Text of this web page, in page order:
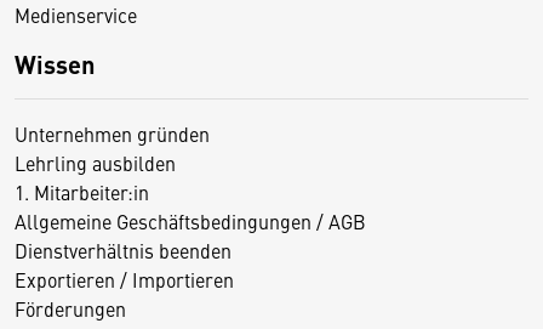
Medienservice
Wissen
Unternehmen gründen
Lehrling ausbilden
1. Mitarbeiter:in
Allgemeine Geschäftsbedingungen / AGB
Dienstverhältnis beenden
Exportieren / Importieren
Förderungen